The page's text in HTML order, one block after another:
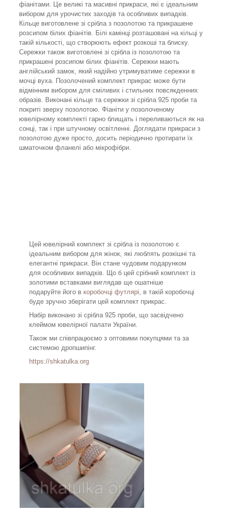
фіанітами. Це великі та масивні прикраси, які є ідеальним
вибором для урочистих заходів та особливих випадків.
Кільце виготовлене зі срібла з позолотою та прикрашене
розсипом білих фіанітів. Білі камінці розташовані на кільці у
такій кількості, що створюють ефект розкоші та блиску.
Сережки також виготовлені зі срібла із позолотою та
прикрашені розсипом білих фіанітів. Сережки мають
англійський замок, який надійно утримуватиме сережки в
мочці вуха. Позолочений комплект прикрас може бути
відмінним вибором для сміливих і стильних повсякденних
образів. Виконані кільце та сережки зі срібла 925 проби та
покриті зверху позолотою. Фіаніти у позолоченому
ювелірному комплекті гарно блищать і переливаються як на
сонці, так і при штучному освітленні. Доглядати прикраси з
позолотою дуже просто, досить періодично протирати їх
шматочком фланелі або мікрофібри.
Цей ювелірний комплект зі срібла із позолотою є
ідеальним вибором для жінок, які люблять розкішні та
елегантні прикраси. Він стане чудовим подарунком
для особливих випадків. Що б цей срібний комплект із
золотими вставками виглядав ще ошатніше
подаруйте його в коробочці футлярі, в такій коробочці
буде зручно зберігати цей комплект прикрас.
Набір виконано зі срібла 925 проби, що засвідчено
клеймом ювелірної палати України.
Також ми співпрацюємо з оптовими покупцями та за
системою дропшипінг.
https://shkatulka.org